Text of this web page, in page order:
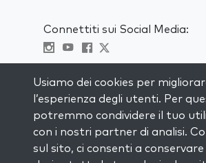
Connettiti sui Social Media:
RIMANI AGGIORNATO
Iscriviti alla nostra mailing list
ispirazione ogni settimana
Usiamo dei cookies per
l’esperienza degli utenti. Per
potremmo condividere il tuo
con i nostri partner di analisi.
sul sito, ci consenti a